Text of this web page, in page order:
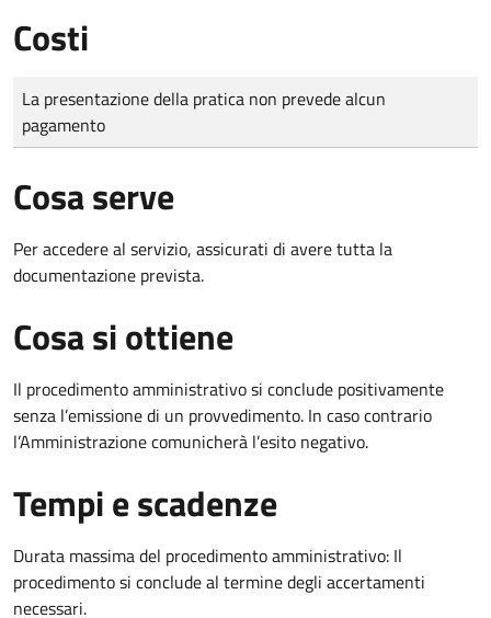
Costi
Tipo di pagamento
Importo
La presentazione della pratica non prevede alcun
pagamento
Cosa serve
Per accedere al servizio, assicurati di avere tutta la
documentazione prevista.
Cosa si ottiene
Il procedimento amministrativo si conclude positivamente
senza l’emissione di un provvedimento. In caso contrario
l’Amministrazione comunicherà l’esito negativo.
Tempi e scadenze
Durata massima del procedimento amministrativo: Il
procedimento si conclude al termine degli accertamenti
necessari.